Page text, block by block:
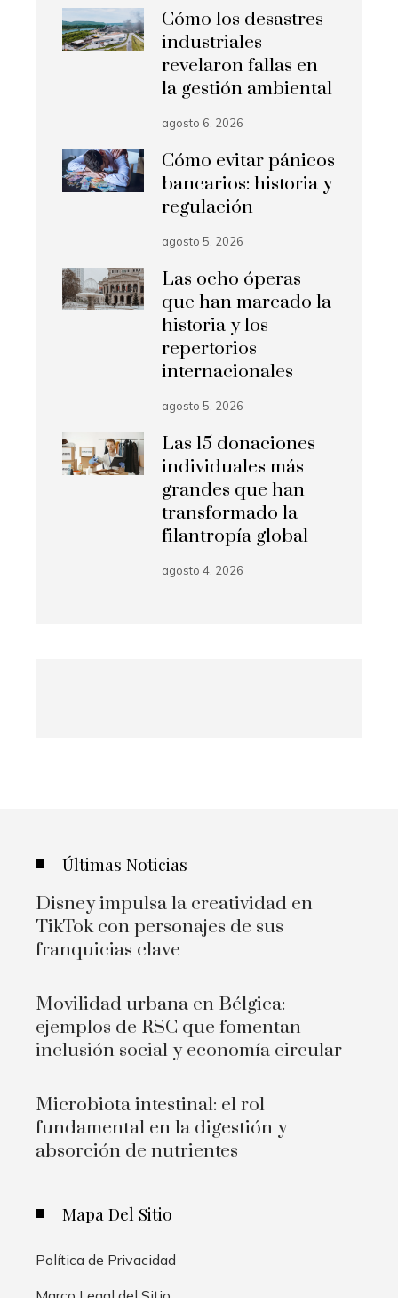
Cómo los desastres
industriales
revelaron fallas en
la gestión ambiental
agosto 6, 2026
Cómo evitar pánicos
bancarios: historia y
regulación
agosto 5, 2026
Las ocho óperas
que han marcado la
historia y los
repertorios
internacionales
agosto 5, 2026
Las 15 donaciones
individuales más
grandes que han
transformado la
filantropía global
agosto 4, 2026
Últimas Noticias
Disney impulsa la creatividad en
TikTok con personajes de sus
franquicias clave
Movilidad urbana en Bélgica:
ejemplos de RSC que fomentan
inclusión social y economía circular
Microbiota intestinal: el rol
fundamental en la digestión y
absorción de nutrientes
Mapa Del Sitio
Política de Privacidad